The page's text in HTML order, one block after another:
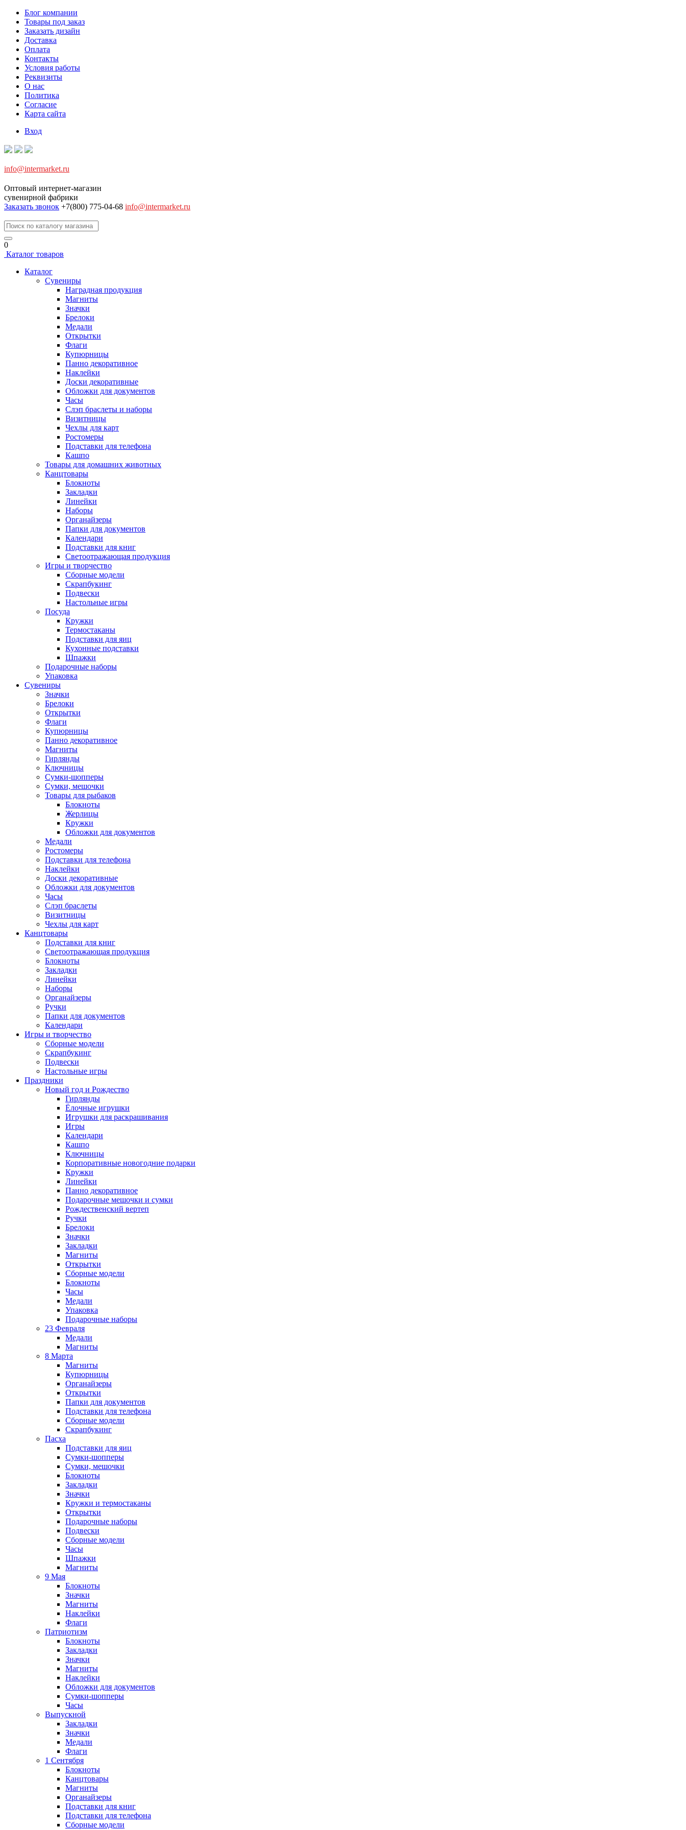
Блог компании
Товары под заказ
Заказать дизайн
Доставка
Оплата
Контакты
Условия работы
Реквизиты
О нас
Политика
Согласие
Карта сайта
Вход
info@intermarket.ru
Оптовый интернет-магазин
сувенирной фабрики
Заказать звонок +7(800) 775-04-68 info@intermarket.ru
0
Каталог товаров
Каталог
Сувениры
Наградная продукция
Магниты
Значки
Брелоки
Медали
Открытки
Флаги
Купюрницы
Панно декоративное
Наклейки
Доски декоративные
Обложки для документов
Часы
Слэп браслеты и наборы
Визитницы
Чехлы для карт
Ростомеры
Подставки для телефона
Кашпо
Товары для домашних животных
Канцтовары
Блокноты
Закладки
Линейки
Наборы
Органайзеры
Папки для документов
Календари
Подставки для книг
Светоотражающая продукция
Игры и творчество
Сборные модели
Скрапбукинг
Подвески
Настольные игры
Посуда
Кружки
Термостаканы
Подставки для яиц
Кухонные подставки
Шпажки
Подарочные наборы
Упаковка
Сувениры
Значки
Брелоки
Открытки
Флаги
Купюрницы
Панно декоративное
Магниты
Гирлянды
Ключницы
Сумки-шопперы
Сумки, мешочки
Товары для рыбаков
Блокноты
Жерлицы
Кружки
Обложки для документов
Медали
Ростомеры
Подставки для телефона
Наклейки
Доски декоративные
Обложки для документов
Часы
Слэп браслеты
Визитницы
Чехлы для карт
Канцтовары
Подставки для книг
Светоотражающая продукция
Блокноты
Закладки
Линейки
Наборы
Органайзеры
Ручки
Папки для документов
Календари
Игры и творчество
Сборные модели
Скрапбукинг
Подвески
Настольные игры
Праздники
Новый год и Рождество
Гирлянды
Ёлочные игрушки
Игрушки для раскрашивания
Игры
Календари
Кашпо
Ключницы
Корпоративные новогодние подарки
Кружки
Линейки
Панно декоративное
Подарочные мешочки и сумки
Рождественский вертеп
Ручки
Брелоки
Значки
Закладки
Магниты
Открытки
Сборные модели
Блокноты
Часы
Медали
Упаковка
Подарочные наборы
23 Февраля
Медали
Магниты
8 Марта
Магниты
Купюрницы
Органайзеры
Открытки
Папки для документов
Подставки для телефона
Сборные модели
Скрапбукинг
Пасха
Подставки для яиц
Сумки-шопперы
Сумки, мешочки
Блокноты
Закладки
Значки
Кружки и термостаканы
Открытки
Подарочные наборы
Подвески
Сборные модели
Часы
Шпажки
Магниты
9 Мая
Блокноты
Значки
Магниты
Наклейки
Флаги
Патриотизм
Блокноты
Закладки
Значки
Магниты
Наклейки
Обложки для документов
Сумки-шопперы
Часы
Выпускной
Закладки
Значки
Медали
Флаги
1 Сентября
Блокноты
Канцтовары
Магниты
Органайзеры
Подставки для книг
Подставки для телефона
Сборные модели